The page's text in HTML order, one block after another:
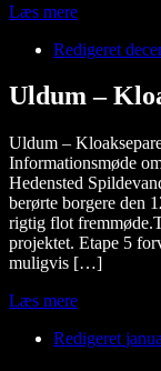
Læs mere
Redigeret
Uldum –
Uldum –
Informationsmøde
Hedensted
berørte borgere den
rigtig flot
projektet. Etape 5
muligvis […]
Læs mere
Redigeret